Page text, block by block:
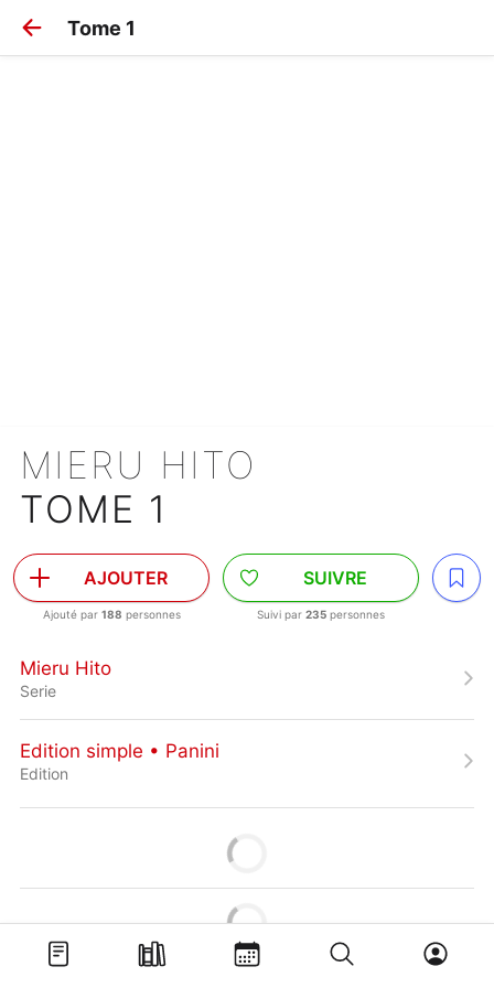
Tome 1
MIERU HITO
TOME 1
AJOUTER
Ajouté par 188 personnes
SUIVRE
Suivi par 235 personnes
Mieru Hito
Serie
Edition simple • Panini
Edition